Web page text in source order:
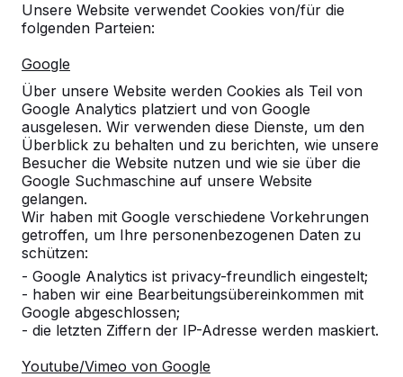
Unsere Website verwendet Cookies von/für die
folgenden Parteien:
Google
Über unsere Website werden Cookies als Teil von
Google Analytics platziert und von Google
ausgelesen. Wir verwenden diese Dienste, um den
Überblick zu behalten und zu berichten, wie unsere
Besucher die Website nutzen und wie sie über die
Google Suchmaschine auf unsere Website
gelangen.
Wir haben mit Google verschiedene Vorkehrungen
getroffen, um Ihre personenbezogenen Daten zu
schützen:
- Google Analytics ist privacy-freundlich eingestelt;
- haben wir eine Bearbeitungsübereinkommen mit
Google abgeschlossen;
- die letzten Ziffern der IP-Adresse werden maskiert.
Youtube/Vimeo von Google
Referenzen
Unsere Produkte finden Sie in ganz Europa
und darüber hinaus. Sehen Sie hier, wo Sie
ein HeBlad-Produkt in Ihrer Nähe finden.
Produkt
Alles anzeigen
Kategorie
Alles anzeigen
Ort oder Postleitzahl suchen